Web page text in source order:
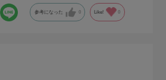
参考になった 0 Like! 0